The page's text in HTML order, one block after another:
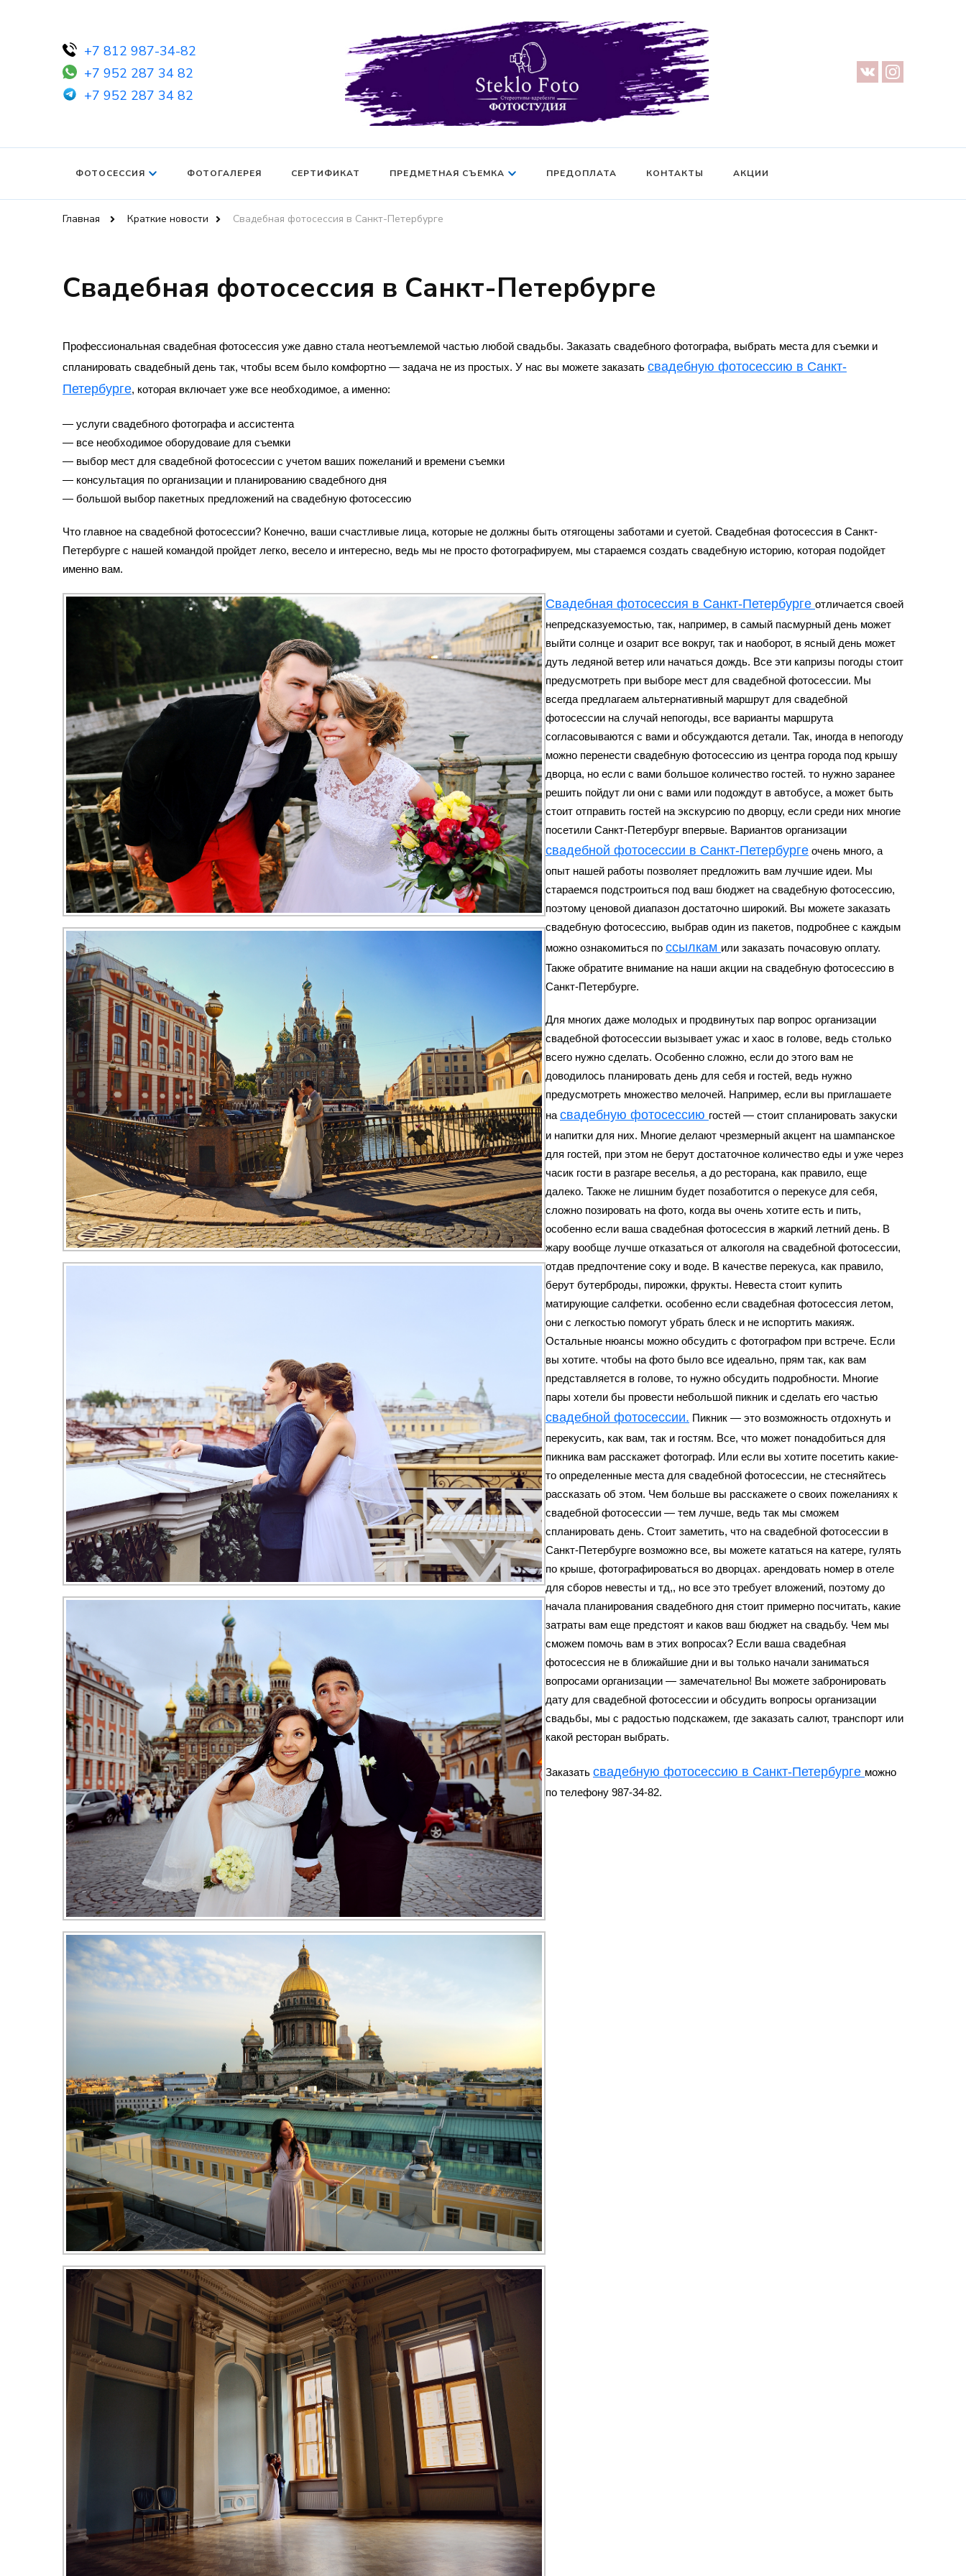
+7 812 987-34-82
+7 952 287 34 82
+7 952 287 34 82
манекен — Сертификат на фотосессию
ФОТОСЕССИЯ ФОТОГАЛЕРЕЯ СЕРТИФИКАТ ПРЕДМЕТНАЯ СЪЕМКА ПРЕДОПЛАТА КОНТАКТЫ АКЦИИ
Главная Краткие новости Свадебная фотосессия в Санкт-Петербурге
Свадебная фотосессия в Санкт-Петербурге
Профессиональная свадебная фотосессия уже давно стала неотъемлемой частью любой свадьбы. Заказать свадебного фотографа, выбрать места для съемки и
спланировать свадебный день так, чтобы всем было комфортно — задача не из простых. У нас вы можете заказать свадебную фотосессию в Санкт-
Петербурге, которая включает уже все необходимое, а именно:
— услуги свадебного фотографа и ассистента
— все необходимое оборудоваие для съемки
— выбор мест для свадебной фотосессии с учетом ваших пожеланий и времени съемки
— консультация по организации и планированию свадебного дня
— большой выбор пакетных предложений на свадебную фотосессию
Что главное на свадебной фотосессии? Конечно, ваши счастливые лица, которые не должны быть отягощены заботами и суетой. Свадебная фотосессия в Санкт-
Петербурге с нашей командой пройдет легко, весело и интересно, ведь мы не просто фотографируем, мы стараемся создать свадебную историю, которая подойдет
именно вам.
Свадебная фотосессия в Санкт-Петербурге отличается своей
непредсказуемостью, так, например, в самый пасмурный день может
выйти солнце и озарит все вокруг, так и наоборот, в ясный день может
дуть ледяной ветер или начаться дождь. Все эти капризы погоды стоит
предусмотреть при выборе мест для свадебной фотосессии. Мы
всегда предлагаем альтернативный маршрут для свадебной
фотосессии на случай непогоды, все варианты маршрута
согласовываются с вами и обсуждаются детали. Так, иногда в непогоду
можно перенести свадебную фотосессию из центра города под крышу
дворца, но если с вами большое количество гостей. то нужно заранее
решить пойдут ли они с вами или подождут в автобусе, а может быть
стоит отправить гостей на экскурсию по дворцу, если среди них многие
посетили Санкт-Петербург впервые. Вариантов организации
свадебной фотосессии в Санкт-Петербурге очень много, а
опыт нашей работы позволяет предложить вам лучшие идеи. Мы
стараемся подстроиться под ваш бюджет на свадебную фотосессию,
поэтому ценовой диапазон достаточно широкий. Вы можете заказать
свадебную фотосессию, выбрав один из пакетов, подробнее с каждым
можно ознакомиться по ссылкам или заказать почасовую оплату.
Также обратите внимание на наши акции на свадебную фотосессию в
Санкт-Петербурге.
Для многих даже молодых и продвинутых пар вопрос организации
свадебной фотосессии вызывает ужас и хаос в голове, ведь столько
всего нужно сделать. Особенно сложно, если до этого вам не
доводилось планировать день для себя и гостей, ведь нужно
предусмотреть множество мелочей. Например, если вы приглашаете
на свадебную фотосессию гостей — стоит спланировать закуски
и напитки для них. Многие делают чрезмерный акцент на шампанское
для гостей, при этом не берут достаточное количество еды и уже через
часик гости в разгаре веселья, а до ресторана, как правило, еще
далеко. Также не лишним будет позаботится о перекусе для себя,
сложно позировать на фото, когда вы очень хотите есть и пить,
особенно если ваша свадебная фотосессия в жаркий летний день. В
жару вообще лучше отказаться от алкоголя на свадебной фотосессии,
отдав предпочтение соку и воде. В качестве перекуса, как правило,
берут бутерброды, пирожки, фрукты. Невеста стоит купить
матирующие салфетки. особенно если свадебная фотосессия летом,
они с легкостью помогут убрать блеск и не испортить макияж.
Остальные нюансы можно обсудить с фотографом при встрече. Если
вы хотите. чтобы на фото было все идеально, прям так, как вам
представляется в голове, то нужно обсудить подробности. Многие
пары хотели бы провести небольшой пикник и сделать его частью
свадебной фотосессии. Пикник — это возможность отдохнуть и
перекусить, как вам, так и гостям. Все, что может понадобиться для
пикника вам расскажет фотограф. Или если вы хотите посетить какие-
то определенные места для свадебной фотосессии, не стесняйтесь
рассказать об этом. Чем больше вы расскажете о своих пожеланиях к
свадебной фотосессии — тем лучше, ведь так мы сможем
спланировать день. Стоит заметить, что на свадебной фотосессии в
Санкт-Петербурге возможно все, вы можете кататься на катере, гулять
по крыше, фотографироваться во дворцах. арендовать номер в отеле
для сборов невесты и тд,, но все это требует вложений, поэтому до
начала планирования свадебного дня стоит примерно посчитать, какие
затраты вам еще предстоят и каков ваш бюджет на свадьбу. Чем мы
сможем помочь вам в этих вопросах? Если ваша свадебная
фотосессия не в ближайшие дни и вы только начали заниматься
вопросами организации — замечательно! Вы можете забронировать
дату для свадебной фотосессии и обсудить вопросы организации
свадьбы, мы с радостью подскажем, где заказать салют, транспорт или
какой ресторан выбрать.
Заказать свадебную фотосессию в Санкт-Петербурге можно
по телефону 987-34-82.